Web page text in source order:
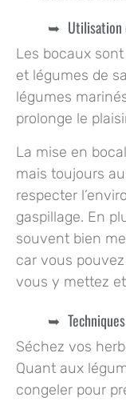
Utilisation
Les bocaux
et légumes de
légumes
prolonge le
La mise en
mais toujours
respecter
gaspillage. En
souvent bien
car vous
vous y mettez
Séchez vos
Quant aux
congeler pour